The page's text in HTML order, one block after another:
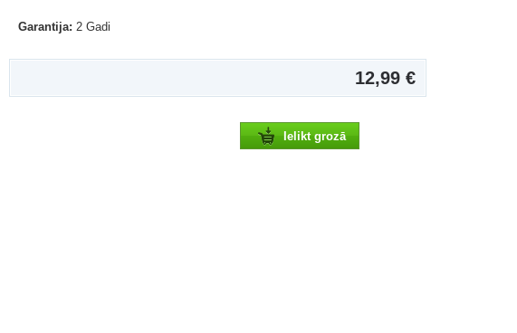
Garantija: 2 Gadi
12,99 €
Ielikt grozā